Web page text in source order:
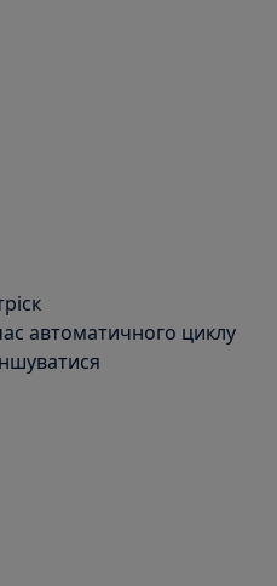
автоматичного циклу